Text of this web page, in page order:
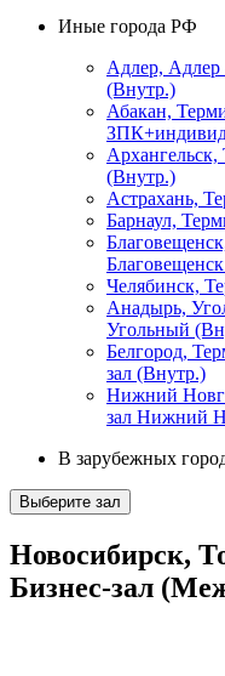
Иные города РФ
Адлер, Адлер
(Внутр.)
Абакан,
Архангельск,
(Внутр.)
Астрахань,
Барнаул,
Челябинск,
Анадырь,
Угольный
Белгород,
зал (Внутр.)
Нижний
зал Нижний
В зарубежных
Выберите зал
Новосибирск,
Бизнес-зал